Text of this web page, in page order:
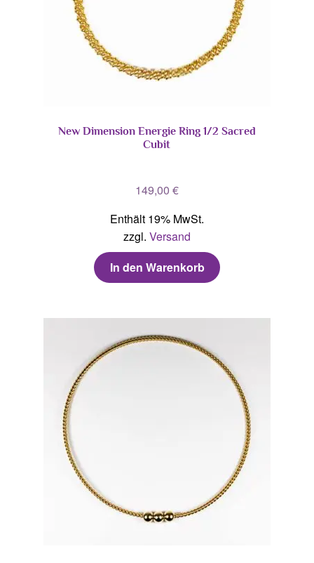
New Dimension Energie Ring 1/2 Sacred
Cubit
149,00 €
Enthält 19% MwSt.
zzgl. Versand
In den Warenkorb